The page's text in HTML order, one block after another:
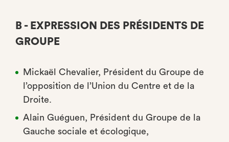
B - EXPRESSION DES PRÉSIDENTS DE
GROUPE
Mickaël Chevalier, Président du Groupe de
l’opposition de l’Union du Centre et de la
Droite.
Alain Guéguen, Président du Groupe de la
Gauche sociale et écologique,